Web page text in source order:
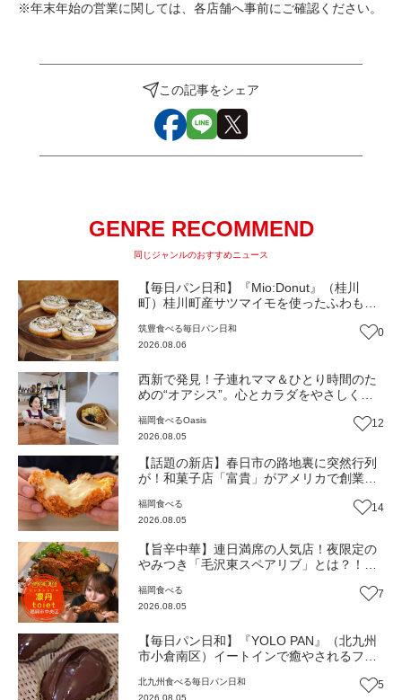
※年末年始の営業に関しては、各店舗へ事前にご確認ください。
この記事をシェア
GENRE RECOMMEND
同じジャンルのおすすめニュース
【毎日パン日和】『Mio:Donut』（桂川
町）桂川町産サツマイモを使ったふわもち
筑豊食べる毎日パン日和
2026.08.06
0
西新で発見！子連れママ＆ひとり時間のた
めの“オアシス”。心とカラダをやさしく解
西哥』（福岡市早良区）【Oasis~心の休息
地をめぐる旅~】
福岡食べるOasis
2026.08.05
12
【話題の新店】春日市の路地裏に突然行列
が！和菓子店「富貴」がアメリカで創業し
号店をオープン！（福岡・春日市）
福岡食べる
2026.08.05
14
【旨辛中華】連日満席の人気店！夜限定の
やみつき「毛沢東スペアリブ」とは？！
福岡食べる
2026.08.05
7
【毎日パン日和】『YOLO PAN』（北九州
市小倉南区）イートインで癒やされるフワ
北九州食べる毎日パン日和
2026.08.05
5